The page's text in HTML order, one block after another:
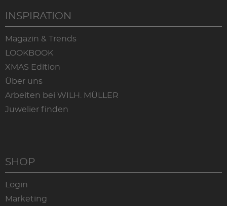
INSPIRATION
Magazin & Trends
LOOKBOOK
XMAS Edition
Über uns
Arbeiten bei WILH. MÜLLER
Juwelier finden
SHOP
Login
Marketing